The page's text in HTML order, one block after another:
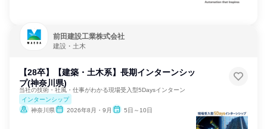
前田建設工業株式会社
建設・土木
【28卒】【建築・土木系】長期インターンシッ
プ(神奈川県)
当社の技術・社風・仕事がわかる現場受入型5Daysインターン
インターンシップ
神奈川県
2026年8月・9月 5日～10日